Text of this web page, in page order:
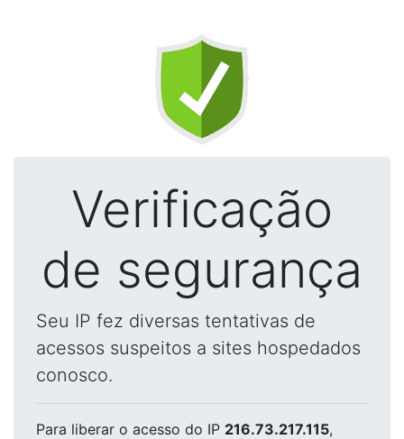
Verificação
de segurança
Seu IP fez diversas tentativas de
acessos suspeitos a sites hospedados
conosco.
Para liberar o acesso do IP 216.73.217.115,